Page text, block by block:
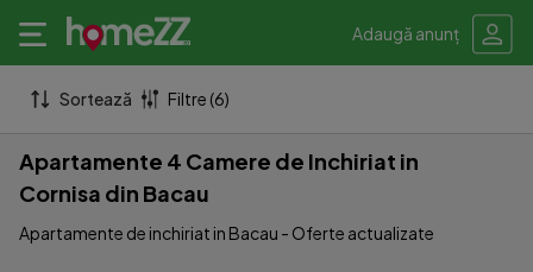
Adaugă anunț
Sortează Filtre (6)
Apartamente 4 Camere de Inchiriat in
Cornisa din Bacau
Apartamente de inchiriat in Bacau - Oferte actualizate